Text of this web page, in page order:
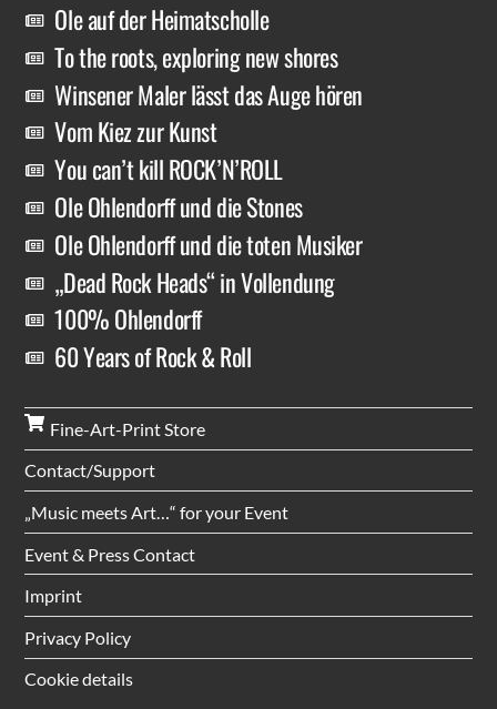
Ole auf der Heimatscholle
To the roots, exploring new shores
Winsener Maler lässt das Auge hören
Vom Kiez zur Kunst
You can’t kill ROCK’N’ROLL
Ole Ohlendorff und die Stones
Ole Ohlendorff und die toten Musiker
„Dead Rock Heads“ in Vollendung
100% Ohlendorff
60 Years of Rock & Roll
Fine-Art-Print Store
Contact/Support
„Music meets Art…“ for your Event
Event & Press Contact
Imprint
Privacy Policy
Cookie details